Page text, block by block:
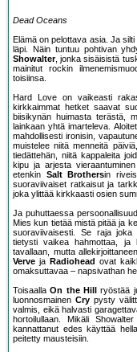
Dead Oceans
Elämä on pelottava asia. Ja
läpi. Näin tuntuu pohtivan
Showalter, jonka sisäisistä
mainitut rockin
toisiinsa.
Hard Love on vaikeasti
kirkkaimmat hetket saavat
biisikynän huimasta terästä,
lainkaan yhtä imarteleva.
mahdollisesti ironisin,
muistelee niitä menneitä
tiedättehän, niitä kappaleita
kipu ja arjesta
etenkin Salt Brothersin
suoraviivaiset ratkaisut ja
joka ylittää kirkkaasti osien
Ja puhuttaessa
Mies kun tietää mistä pitää ja
suoraviivaisesti. Se raja joka
tietysti vaikea hahmottaa, ja
tavallaan, mutta
Verve ja Radiohead ovat
omaksuttavaa – napsivathan
ToisaallaOn the Hill ryöstää
luonnosmainen Crypysty
valmis, eikä halvasti
hortoilullaan. Mikäli
kannattanut edes käyttää
peitetty mausteisiin.